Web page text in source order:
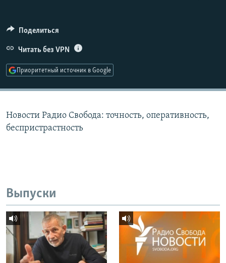
ПОДПИШИТЕСЬ НА РАССЫЛКУ
СОЦИАЛЬНЫЕ СЕТИ
Поделиться
Читать без VPN
Приоритетный источник в Google
Новости Радио Свобода: точность, оперативность,
беспристрастность
Выпуски